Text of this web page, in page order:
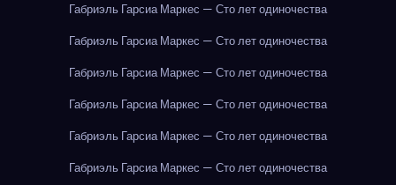
Габриэль Гарсиа Маркес — Сто лет одиночества
Габриэль Гарсиа Маркес — Сто лет одиночества
Габриэль Гарсиа Маркес — Сто лет одиночества
Габриэль Гарсиа Маркес — Сто лет одиночества
Габриэль Гарсиа Маркес — Сто лет одиночества
Габриэль Гарсиа Маркес — Сто лет одиночества